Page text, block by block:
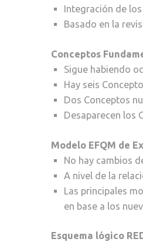
Integración de
Basado en la
Conceptos
Sigue habiendo
Hay seis
Dos Conceptos
Desaparecen los
Modelo EFQM de
No hay cambios
A nivel de la
Las principales
en base a los
Esquema lógico